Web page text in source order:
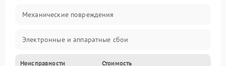
Механические повреждения
Электронные и аппаратные сбои
Неисправности Стоимость